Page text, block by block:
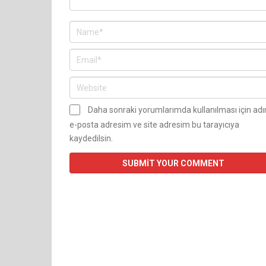
Daha sonraki yorumlarımda kullanılması için
e-posta adresim ve site adresim bu tarayıcıya
kaydedilsin.